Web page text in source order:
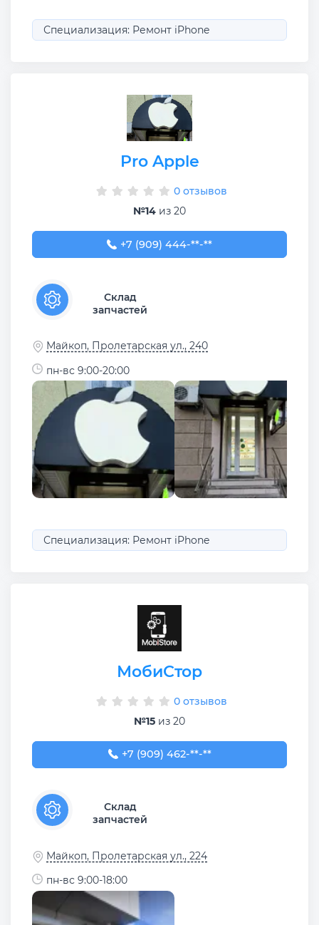
Специализация: Ремонт iPhone
Pro Apple
0 отзывов
№14 из 20
+7 (909) 444-11-56
+7 (909) 444-**-**
Склад
запчастей
Майкоп, Пролетарская ул., 240
пн-вс 9:00-20:00
Специализация: Ремонт iPhone
МобиСтор
0 отзывов
№15 из 20
+7 (909) 462-88-89
+7 (909) 462-**-**
Склад
запчастей
Майкоп, Пролетарская ул., 224
пн-вс 9:00-18:00